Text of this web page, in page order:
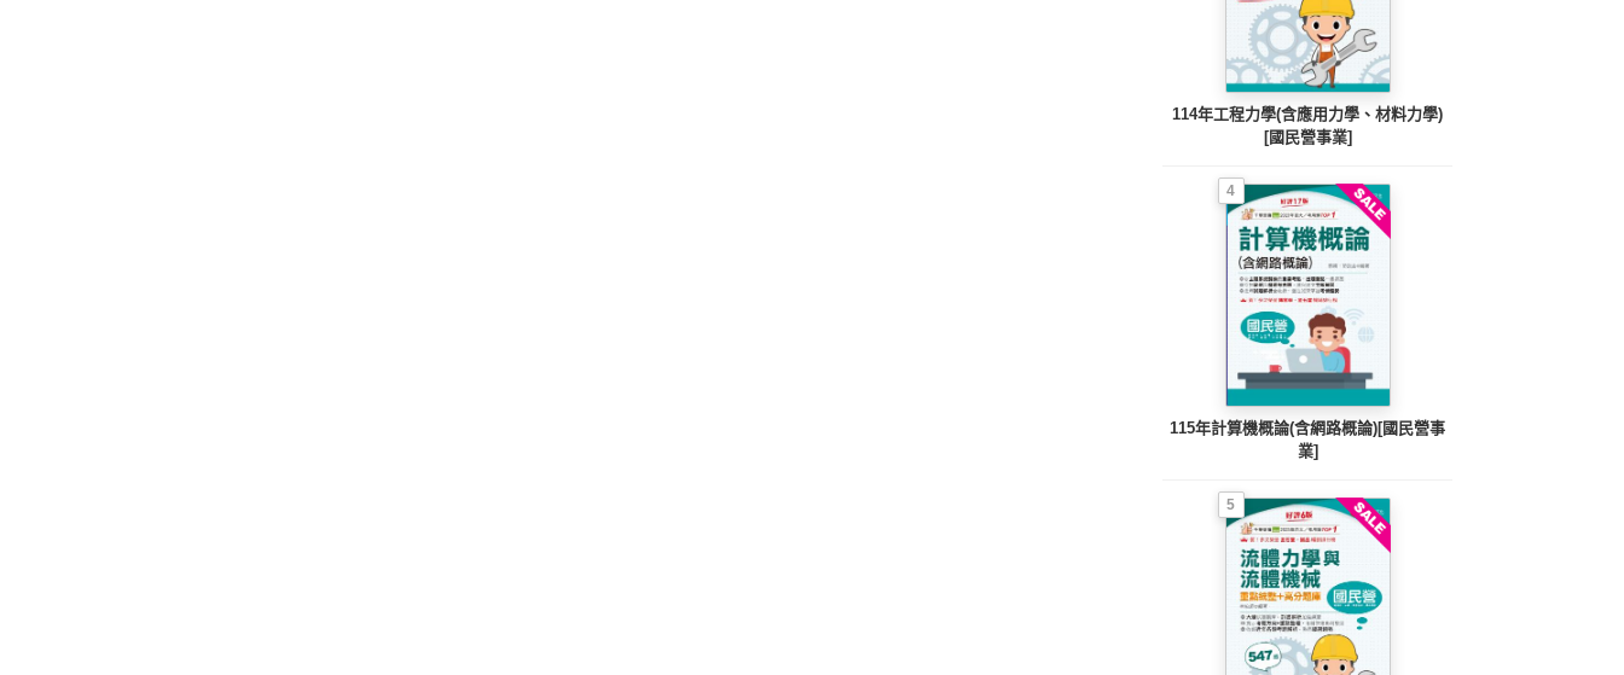
114年工程力學(含應用力學、材料力學)
[國民營事業]
4
115年計算機概論(含網路概論)[國民營事
業]
5